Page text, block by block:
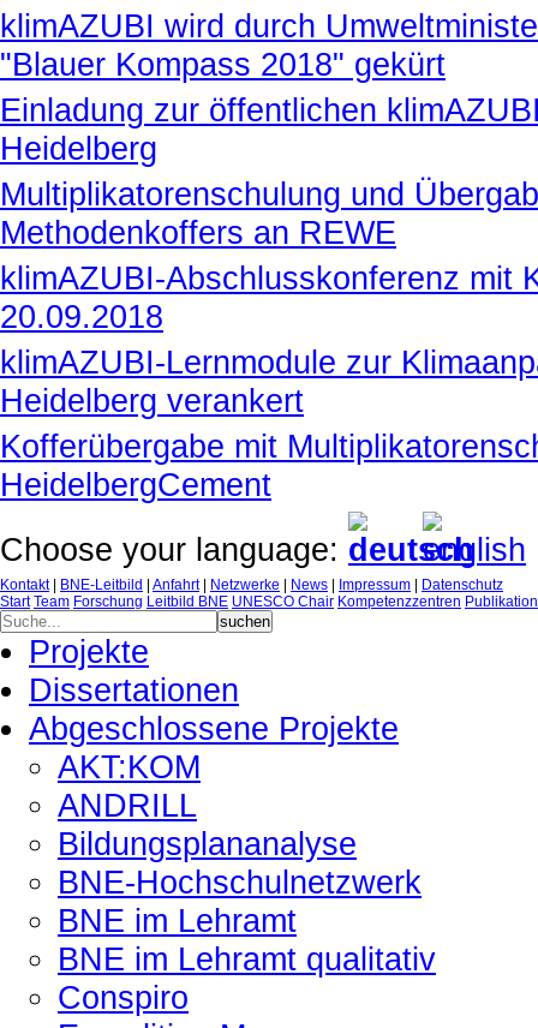
klimAZUBI wird durch
"Blauer Kompass 2018" gekürt
Einladung zur öffentlichen
Heidelberg
Multiplikatorenschulung und
Methodenkoffers an REWE
klimAZUBI-Abschlusskonferenz mit
20.09.2018
klimAZUBI-Lernmodule zur
Heidelberg verankert
Kofferübergabe mit
HeidelbergCement
Choose your language:
Kontakt| BNE-Leitbild Anfahrt| Netzwerke News Impressum
Datenschutz
Start Team Forschung Leitbild BNE UNESCO Chair Kompetenzzentren
Projekte
Dissertationen
Abgeschlossene Projekte
AKT:KOM
ANDRILL
Bildungsplananalyse
BNE-Hochschulnetzwerk
BNE im Lehramt
BNE im Lehramt qualitativ
Conspiro